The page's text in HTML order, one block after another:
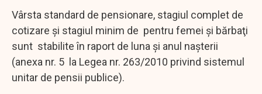
Vârsta standard de pensionare, stagiul complet de
cotizare şi stagiul minim de pentru femei şi bărbaţi
sunt stabilite în raport de luna și anul naşterii
(anexa nr. 5 la Legea nr. 263/2010 privind sistemul
unitar de pensii publice).